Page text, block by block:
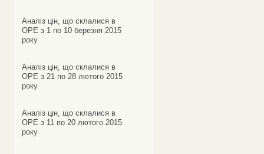
Аналіз цін, що склалися в
ОРЕ з 1 по 10 березня 2015
року
Аналіз цін, що склалися в
ОРЕ з 21 по 28 лютого 2015
року
Аналіз цін, що склалися в
ОРЕ з 11 по 20 лютого 2015
року